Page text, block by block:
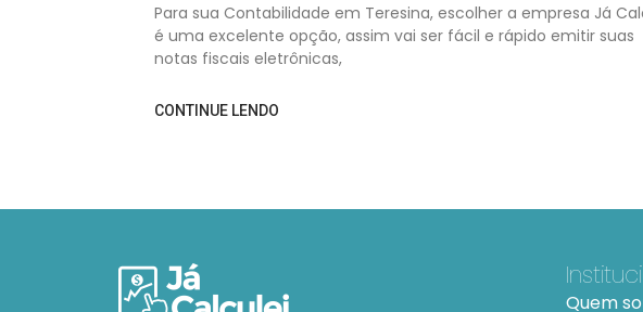
Para sua Contabilidade em Teresina, escolher a empresa Já
é uma excelente opção, assim vai ser fácil e rápido emitir suas
notas fiscais eletrônicas,
CONTINUE LENDO
Quem